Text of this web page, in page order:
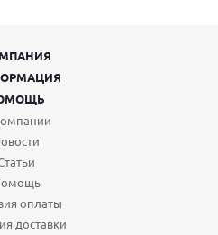
оплаты
доставки